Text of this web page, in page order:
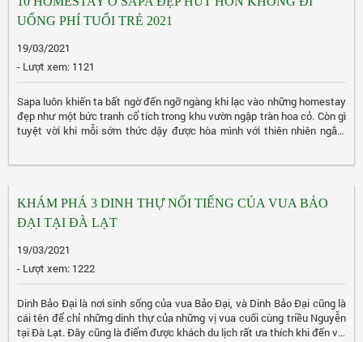
UỔNG PHÍ TUỔI TRẺ 2021
19/03/2021
- Lượt xem: 1121
Sapa luôn khiến ta bất ngờ đến ngỡ ngàng khi lạc vào những homestay
đẹp như một bức tranh cổ tích trong khu vườn ngập tràn hoa cỏ. Còn gì
tuyệt vời khi mỗi sớm thức dậy được hòa mình với thiên nhiên ngắm
KHÁM PHÁ 3 DINH THỰ NỔI TIẾNG CỦA VUA BẢO
ĐẠI TẠI ĐÀ LẠT
19/03/2021
- Lượt xem: 1222
Dinh Bảo Đại là nơi sinh sống của vua Bảo Đại, và Dinh Bảo Đại cũng là
cái tên để chỉ những dinh thự của những vị vua cuối cùng triều Nguyễn
tại Đà Lạt. Đây cũng là điểm được khách du lịch rất ưa thích khi đến với